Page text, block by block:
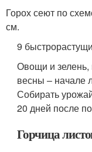
Горох сеют по
см.
9
Овощи и зелень,
весны – начале
Собирать
20 дней после
Горчица